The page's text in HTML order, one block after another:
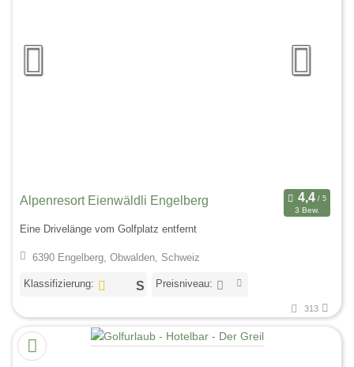
Alpenresort Eienwäldli Engelberg
3 Bew.
Eine Drivelänge vom Golfplatz entfernt
6390 Engelberg, Obwalden, Schweiz
Klassifizierung: Preisniveau:
313